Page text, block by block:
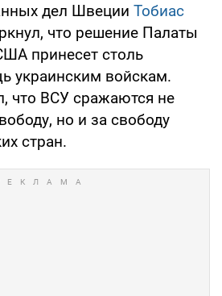
дел Швеции Тобиас
что решение Палаты
принесет столь
украинским войскам.
что ВСУ сражаются не
но и за свободу
стран.